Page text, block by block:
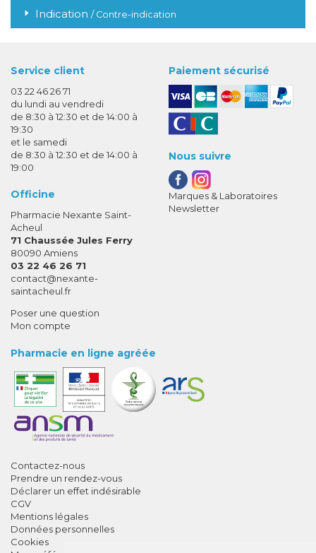
Indication / Contre-indication
Service client
03 22 46 26 71
du lundi au vendredi
de 8:30 à 12:30 et de 14:00 à
19:30
et le samedi
de 8:30 à 12:30 et de 14:00 à
19:00
Officine
Pharmacie Nexante Saint-
Acheul
71 Chaussée Jules Ferry
80090 Amiens
03 22 46 26 71
contact-
@-
nexante-
saintacheul.fr
Poser une question
Mon compte
Paiement sécurisé
Nous suivre
Marques & Laboratoires
Newsletter
Pharmacie en ligne agréée
Contactez-nous
Prendre un rendez-vous
Déclarer un effet indésirable
CGV
Mentions légales
Données personnelles
Cookies